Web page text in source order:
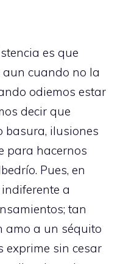
es que
cuando no la
odiemos estar
decir que
basura, ilusiones
para hacernos
Pues, en
a
tan
amo a un séquito
exprime sin cesar